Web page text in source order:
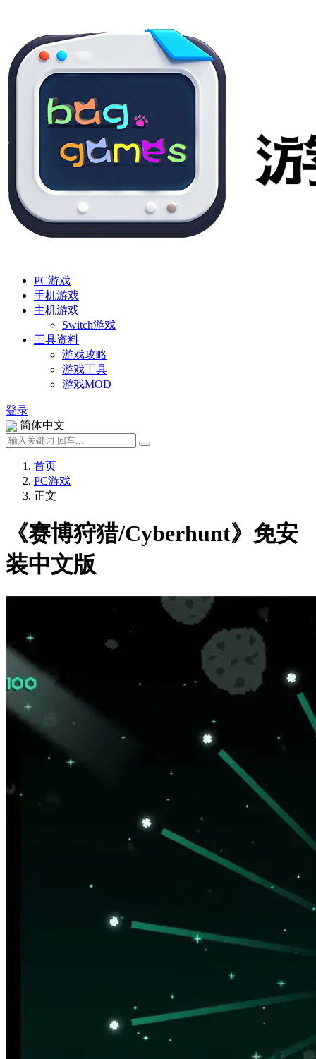
PC游戏
手机游戏
主机游戏
Switch游戏
工具资料
游戏攻略
游戏工具
游戏MOD
登录
简体中文
首页
PC游戏
正文
《赛博狩猎/Cyberhunt》免安
装中文版